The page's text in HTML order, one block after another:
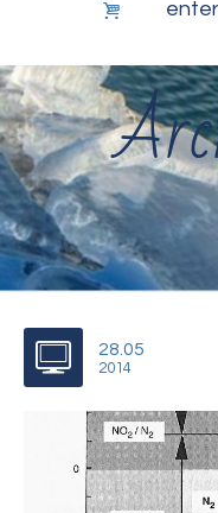
28.05
2014